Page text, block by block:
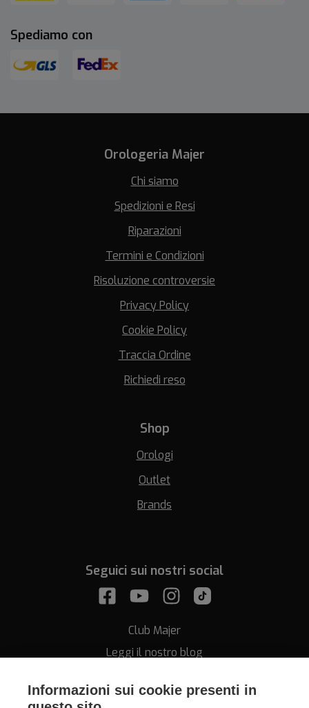
Informazioni sui cookie presenti in
Spediamo con
Orologeria Majer
Chi siamo
Spedizioni e Resi
Riparazioni
Termini e Condizioni
Risoluzione controversie
Privacy Policy
Cookie Policy
Traccia Ordine
Richiedi reso
Shop
Orologi
Outlet
Brands
Seguici sui nostri social
Club Majer
Leggi il nostro blog